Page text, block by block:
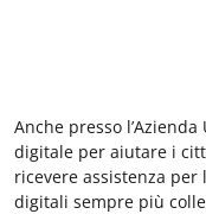
Anche presso
digitale per aiutare i
ricevere assistenza per
digitali sempre più